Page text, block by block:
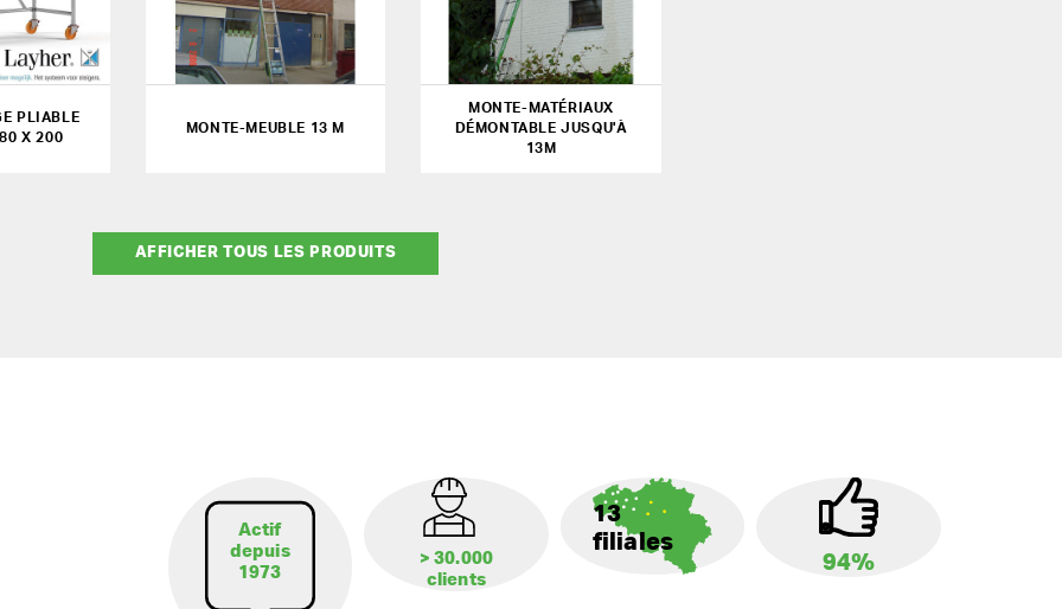
PLIABLE
X 200
MONTE-MEUBLE 13 M
MONTE-MATÉRIAUX
DÉMONTABLE JUSQU'À
13M
AFFICHER TOUS LES PRODUITS
Actif
depuis
1973
> 30.000
clients
13
filiales
94%